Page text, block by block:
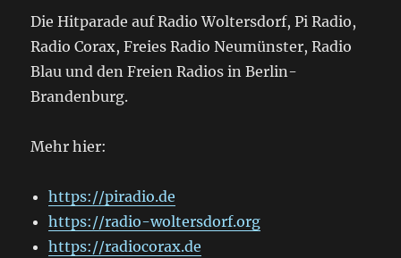
Die Hitparade auf Radio Woltersdorf, Pi Radio,
Radio Corax, Freies Radio Neumünster, Radio
Blau und den Freien Radios in Berlin-
Brandenburg.
Mehr hier:
https://piradio.de
https://radio-woltersdorf.org
https://radiocorax.de